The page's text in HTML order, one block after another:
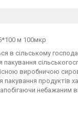
м 100мкр
сільському
виробничою
продуктів
небажаним